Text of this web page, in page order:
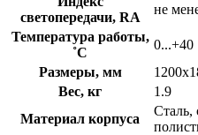
светопередачи, RA
не
Температура работы,
˚С
0...+40
Размеры, мм
Вес, кг
1.9
Материал корпуса
Сталь,